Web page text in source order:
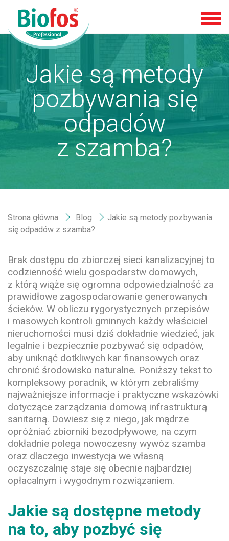
Jakie są metody
pozbywania się
odpadów
z szamba?
Strona główna Blog
Jakie są metody pozbywania
się odpadów z szamba?
Brak dostępu do zbiorczej sieci kanalizacyjnej to
codzienność wielu gospodarstw domowych,
z którą wiąże się ogromna odpowiedzialność za
prawidłowe zagospodarowanie generowanych
ścieków. W obliczu rygorystycznych przepisów
i masowych kontroli gminnych każdy właściciel
nieruchomości musi dziś dokładnie wiedzieć, jak
legalnie i bezpiecznie pozbywać się odpadów,
aby uniknąć dotkliwych kar finansowych oraz
chronić środowisko naturalne. Poniższy tekst to
kompleksowy poradnik, w którym zebraliśmy
najważniejsze informacje i praktyczne wskazówki
dotyczące zarządzania domową infrastrukturą
sanitarną. Dowiesz się z niego, jak mądrze
opróżniać zbiorniki bezodpływowe, na czym
dokładnie polega nowoczesny wywóz szamba
oraz dlaczego inwestycja we własną
oczyszczalnię staje się obecnie najbardziej
opłacalnym i wygodnym rozwiązaniem.
Jakie są dostępne metody
na to, aby pozbyć się